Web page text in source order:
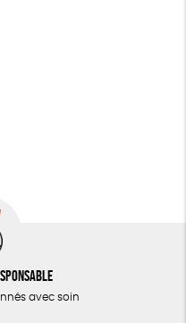
avec soin